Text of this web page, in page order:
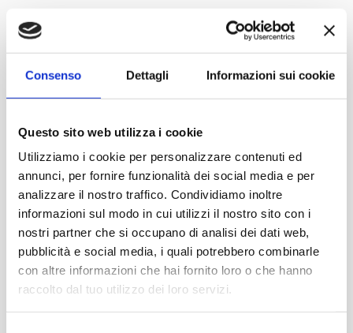
Consenso Dettagli Informazioni sui cookie
Questo sito web utilizza i cookie
Utilizziamo i cookie per personalizzare contenuti ed
annunci, per fornire funzionalità dei social media e per
analizzare il nostro traffico. Condividiamo inoltre
informazioni sul modo in cui utilizzi il nostro sito con i
nostri partner che si occupano di analisi dei dati web,
pubblicità e social media, i quali potrebbero combinarle
con altre informazioni che hai fornito loro o che hanno
raccolto dal tuo utilizzo dei loro servizi.
Mit der Unterstützung von Netzwerk